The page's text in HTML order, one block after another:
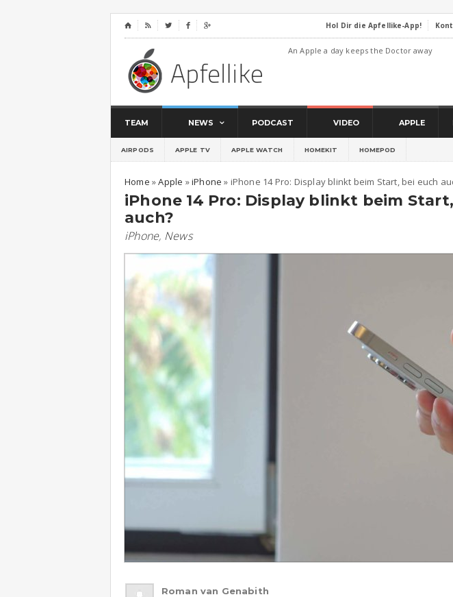
⌂     Hol Dir die Apfellike-App!
An Apple a day keeps the Doctor away
TEAM NEWS PODCAST VIDEO APPLE
AIRPODS APPLE TV APPLE WATCH HOMEKIT HOMEPOD
Home »Apple »iPhone » iPhone 14 Pro: Display blinkt beim Start, bei euch
iPhone 14 Pro: Display blinkt beim
auch?
iPhone, News
Roman van Genabith